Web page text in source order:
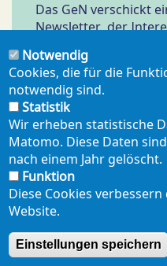
Das GeN verschickt
Newsletter, der
Wissenschaft und
Abonnieren
Footer
NEWSLETTER PRESSE
Notwendig
Cookies, die für die
notwendig sind.
Statistik
Wir erheben statistische
Matomo. Diese Daten
nach einem Jahr gelöscht.
Funktion
Diese Cookies
Website.
Einstellungen speichern